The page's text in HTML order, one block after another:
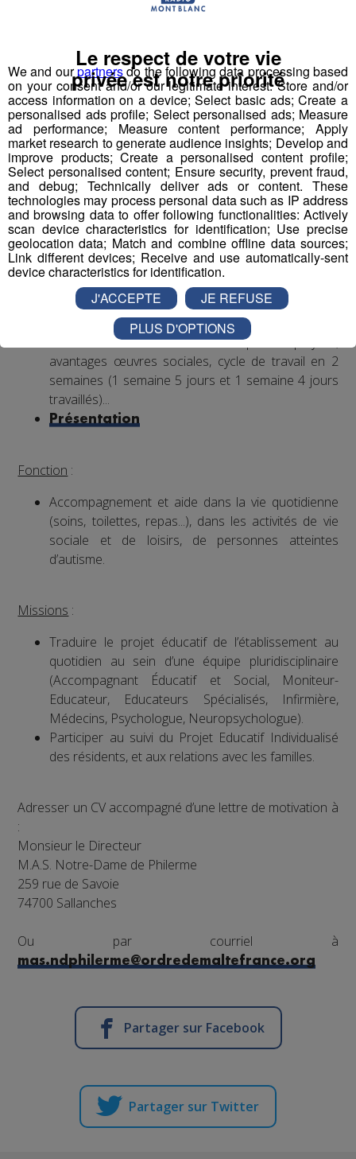
Aide Médico-Psychologique ou Aide-
Soignant diplômé ou faisant fonction
Expérience dans le handicap souhaitée, débutant
accepté.
Autre diplôme accepté : Moniteur-Educateur.
> poste à pourvoir dès que possible
Conditions:
CDI, 35h hebdomadaires, travail 1 weekend /2
(prime les dimanches travaillés)
Rémunération base conventionnelle CCN 1966,
salaire brut mensuel (indicatif de base, ancienneté
et diplôme pris en compte) : 2 000€
Mutuelle prise en charge à 90% par l’employeur
Financement VAE et formations par l’employeur,
avantages œuvres sociales, cycle de travail en 2
semaines (1 semaine 5 jours et 1 semaine 4 jours
travaillés)...
Présentation
Fonction :
Accompagnement et aide dans la vie quotidienne
(soins, toilettes, repas...), dans les activités de vie
sociale et de loisirs, de personnes atteintes
d’autisme.
Missions :
Traduire le projet éducatif de l’établissement au
quotidien au sein d’une équipe pluridisciplinaire
(Accompagnant Éducatif et Social, Moniteur-
Educateur, Educateurs Spécialisés, Infirmière,
Médecins, Psychologue, Neuropsychologue).
Participer au suivi du Projet Educatif Individualisé
des résidents, et aux relations avec les familles.
Adresser un CV accompagné d’une lettre de motivation à
:
Monsieur le Directeur
M.A.S. Notre-Dame de Philerme
259 rue de Savoie
74700 Sallanches
Ou par courriel à
mas.ndphilerme@ordredemaltefrance.org
Partager sur Facebook
Partager sur Twitter
We and ourpartnersdo the following data processing based
on your consent and/or our legitimate interest: Store and/or
access information on a device; Select basic ads; Create a
personalised ads profile; Select personalised ads; Measure
ad performance; Measure content performance; Apply
market research to generate audience insights; Develop and
improve products; Create a personalised content profile;
Select personalised content; Ensure security, prevent fraud,
and debug; Technically deliver ads or content. These
technologies may process personal data such as IP address
and browsing data to offer following functionalities: Actively
scan device characteristics for identification; Use precise
geolocation data; Match and combine offline data sources;
Link different devices; Receive and use automatically-sent
device characteristics for identification.
Le respect de votre vie
privée est notre priorité
J'ACCEPTE
JE REFUSE
PLUS D'OPTIONS